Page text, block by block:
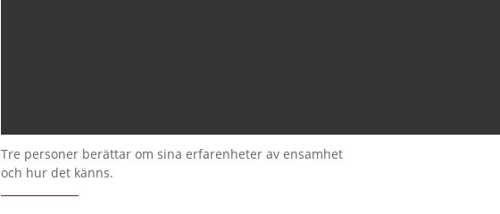
Tre personer berättar om sina erfarenheter av ensamhet
och hur det känns.